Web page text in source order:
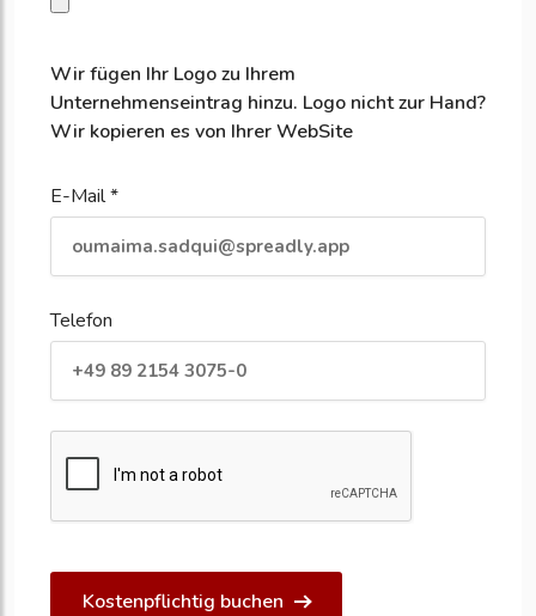
Wir fügen Ihr Logo zu Ihrem
Unternehmenseintrag hinzu. Logo nicht zur Hand?
Wir kopieren es von Ihrer WebSite
E-Mail *
Telefon
Kostenpflichtig buchen